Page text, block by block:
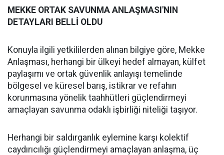
MEKKE ORTAK SAVUNMA ANLAŞMASI'NIN
DETAYLARI BELLİ OLDU
Konuyla ilgili yetkililerden alınan bilgiye göre, Mekke
Anlaşması, herhangi bir ülkeyi hedef almayan, külfet
paylaşımı ve ortak güvenlik anlayışı temelinde
bölgesel ve küresel barış, istikrar ve refahın
korunmasına yönelik taahhütleri güçlendirmeyi
amaçlayan savunma odaklı işbirliği niteliği taşıyor.
Herhangi bir saldırganlık eylemine karşı kolektif
caydırıcılığı güçlendirmeyi amaçlayan anlaşma, üç